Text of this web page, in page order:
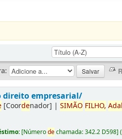
direito empresarial/
[Coordenador] |SIMÃO FILHO,
[Númerodechamada:342.2 D598]